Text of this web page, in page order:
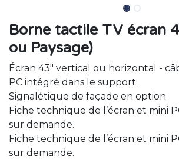
Borne tactile TV écran
ou Paysage)
Écran 43" vertical ou horizontal -
PC intégré dans le support.
Signalétique de façade en option
Fiche technique de l’écran et mini
sur demande.
Fiche technique de l’écran et mini
sur demande.